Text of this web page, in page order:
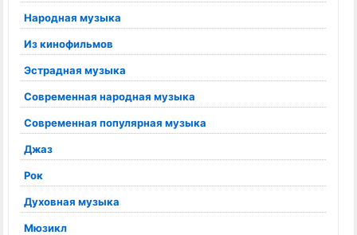
Народная музыка
Из кинофильмов
Эстрадная музыка
Современная народная музыка
Современная популярная музыка
Джаз
Рок
Духовная музыка
Мюзикл